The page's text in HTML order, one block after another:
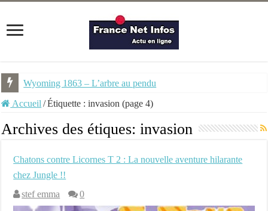
Wyoming 1863 – L’arbre au pendu
NEMU #7 – Spécial Steampunk – Revue trimestrielle
Accueil /Étiquette :invasion (page 4)
Archives des étiques:invasion
Chatons contre Licornes T 2 : La nouvelle aventure hilarante
chez Jungle !!
stef emma
0